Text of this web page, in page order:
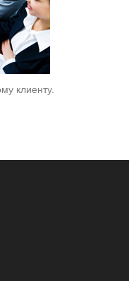
клиенту.